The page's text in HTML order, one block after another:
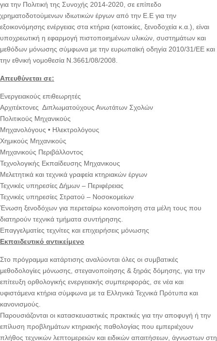
για την Πολιτική της Συνοχής 2014-2020, σε επίπεδο
χρηματοδοτούμενων ιδιωτικών έργων από την Ε.Ε για την
εξοικονόμησης ενέργειας στα κτήρια (κατοικίες, ξενοδοχεία κ.α.), είναι
υποχρεωτική η εφαρμογή πιστοποιημένων υλικών, συστημάτων και
μεθόδων μόνωσης σύμφωνα με την ευρωπαϊκή οδηγία 2010/31/ΕΕ και
την εθνική νομοθεσία Ν.3661/08/2008.
Απευθύνεται σε:
Ενεργειακούς επιθεωρητές
Αρχιτέκτονες Διπλωματούχους Ανωτάτων Σχολών
Πολιτικούς Μηχανικούς
Μηχανολόγους • Ηλεκτρολόγους
Χημικούς Μηχανικούς
Μηχανικούς Περιβάλλοντος
Τεχνολογικής Εκπαίδευσης Μηχανικους
Μελετητικά και τεχνικά γραφεία κτηριακών έργων
Τεχνικές υπηρεσίες Δήμων – Περιφέρειας
Τεχνικές υπηρεσίες Στρατού – Νοσοκομείων
Ένωση ξενοδόχων για περεταίρω κοινοποίηση στα μέλη τους που
διατηρούν τεχνικά τμήματα συντήρησης.
Επαγγελματίες τεχνίτες και επιχειρήσεις μόνωσης
Εκπαιδευτικό αντικείμενο
Στο πρόγραμμα κατάρτισης αναλύονται όλες οι συμβατικές
μεθοδολογίες μόνωσης, στεγανοποίησης & ξηράς δόμησης, για την
επίτευξη ορθολογικής ενεργειακής συμπεριφοράς, σε νέα και
υφιστάμενα κτήρια σύμφωνα με τα Ελληνικά Τεχνικά Πρότυπα και
κανονισμούς.
Παρουσιάζονται οι κατασκευαστικές πρακτικές για την αποφυγή ή την
επίλυση προβλημάτων κτηριακής παθολογίας που εμπεριέχουν
πλήθος τεχνικών λεπτομερειών και ειδικών απαιτήσεων, άγνωστων στη